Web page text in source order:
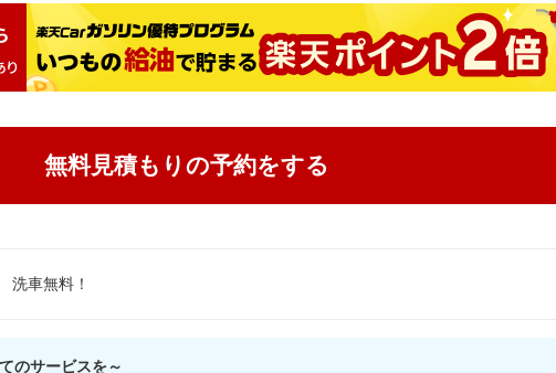
無料見積もりの予約をする
洗車無料！
のサービスを～